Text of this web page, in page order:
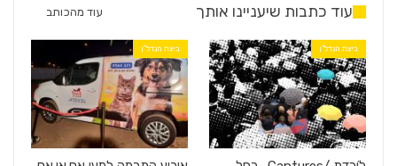
עוד כתבות שיעניינו אותך עוד מהכותב
ביצת הנדל"ן ביצת הנדל"ן